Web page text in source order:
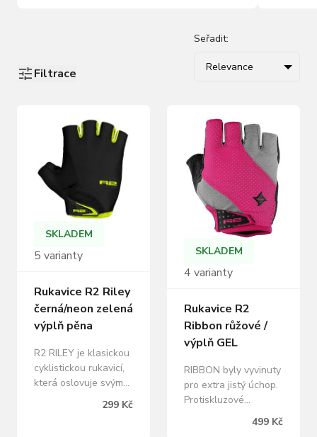
Filtrace
Seřadit:
Relevance
SKLADEM
5 varianty
Rukavice R2 Riley
černá/neon zelená
výplň pěna
R2 RILEY je klasickou
cyklistickou rukavicí,
která oslovuje svým
jednoduchým a čistým
designem. Riley mají
299 Kč
SKLADEM
4 varianty
Rukavice R2
Ribbon růžové /
výplň GEL
RIBBON byly vyvinuty
pro extra jistý úchop.
Protiskluzové
klíčových partií byly
499 Kč